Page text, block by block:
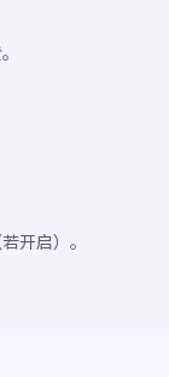
开启）。